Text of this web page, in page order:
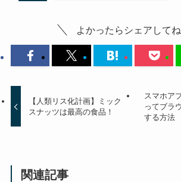
よかったらシェアしてね
【人類リス化計画】ミック
スナッツは最高の食品！
スマホア
ってブラ
する方法
関連記事